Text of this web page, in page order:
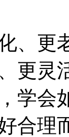
、更
更灵
学会
合理